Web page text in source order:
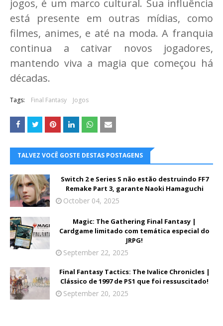
jogos, é um marco cultural. Sua influência
está presente em outras mídias, como
filmes, animes, e até na moda. A franquia
continua a cativar novos jogadores,
mantendo viva a magia que começou há
décadas.
Tags: Final Fantasy Jogos
TALVEZ VOCÊ GOSTE DESTAS POSTAGENS
Switch 2 e Series S não estão destruindo FF7
Remake Part 3, garante Naoki Hamaguchi
October 04, 2025
Magic: The Gathering Final Fantasy |
Cardgame limitado com temática especial do
JRPG!
September 22, 2025
Final Fantasy Tactics: The Ivalice Chronicles |
Clássico de 1997 de PS1 que foi ressuscitado!
September 20, 2025